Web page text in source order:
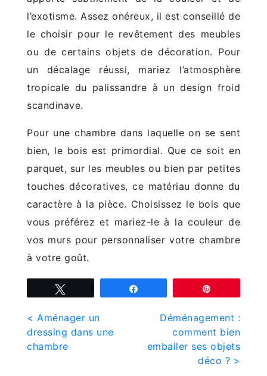
l’exotisme. Assez onéreux, il est conseillé de
le choisir pour le revêtement des meubles
ou de certains objets de décoration. Pour
un décalage réussi, mariez l’atmosphère
tropicale du palissandre à un design froid
scandinave.
Pour une chambre dans laquelle on se sent
bien, le bois est primordial. Que ce soit en
parquet, sur les meubles ou bien par petites
touches décoratives, ce matériau donne du
caractère à la pièce. Choisissez le bois que
vous préférez et mariez-le à la couleur de
vos murs pour personnaliser votre chambre
à votre goût.
Navigation
< Aménager un
dressing dans une
chambre
Déménagement :
comment bien
emballer ses objets
déco ? >